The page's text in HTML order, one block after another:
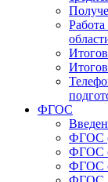
ФГОС
ФГОС
ФГОС
ФГОС